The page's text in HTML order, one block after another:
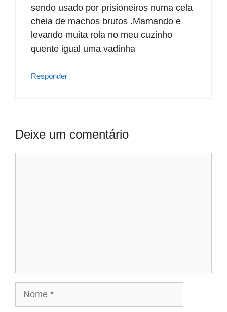
sendo usado por prisioneiros numa cela
cheia de machos brutos .Mamando e
levando muita rola no meu cuzinho
quente igual uma vadinha
Responder
Deixe um comentário